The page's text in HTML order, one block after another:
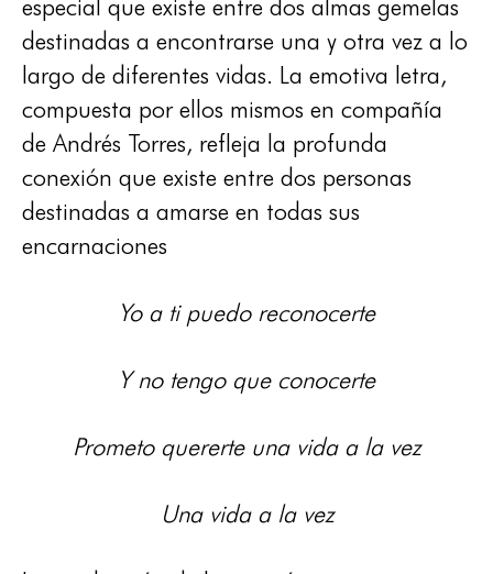
especial que existe entre dos almas gemelas
destinadas a encontrarse una y otra vez a lo
largo de diferentes vidas. La emotiva letra,
compuesta por ellos mismos en compañía
de Andrés Torres, refleja la profunda
conexión que existe entre dos personas
destinadas a amarse en todas sus
encarnaciones
Yo a ti puedo reconocerte
Y no tengo que conocerte
Prometo quererte una vida a la vez
Una vida a la vez